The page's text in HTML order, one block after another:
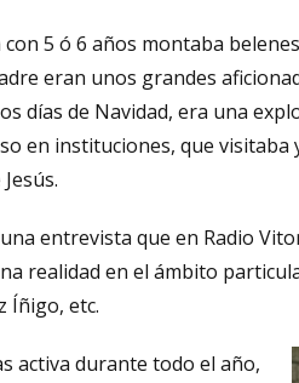
5 ó 6 años montaba
eran unos grandes
días de Navidad, era una
en instituciones, que visitaba
entrevista que en Radio
realidad en el ámbito
Íñigo, etc.
activa durante todo el año,